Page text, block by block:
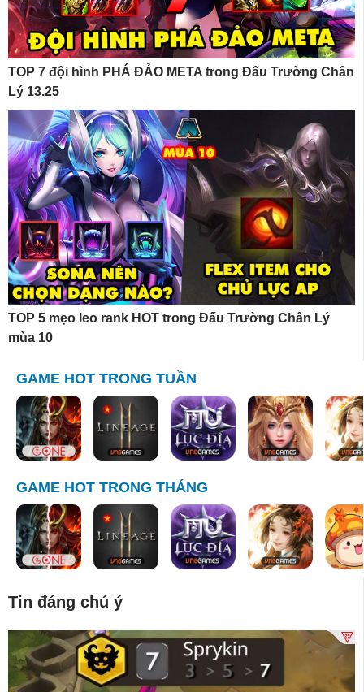
TOP 7 đội hình PHÁ ĐẢO META trong Đấu Trường Chân
Lý 13.25
TOP 5 mẹo leo rank HOT trong Đấu Trường Chân Lý
mùa 10
GAME HOT TRONG TUẦN
GAME HOT TRONG THÁNG
Tin đáng chú ý